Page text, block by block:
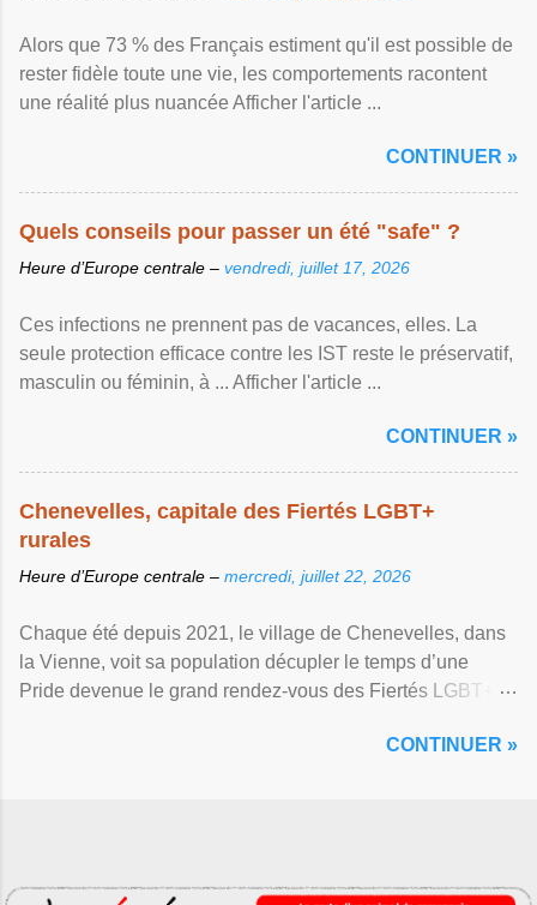
Alors que 73 % des Français estiment qu'il est possible de
rester fidèle toute une vie, les comportements racontent
une réalité plus nuancée Afficher l'article ...
CONTINUER »
Quels conseils pour passer un été "safe" ?
Heure d’Europe centrale – vendredi, juillet 17, 2026
Ces infections ne prennent pas de vacances, elles. La
seule protection efficace contre les IST reste le préservatif,
masculin ou féminin, à ... Afficher l'article ...
CONTINUER »
Chenevelles, capitale des Fiertés LGBT+
rurales
Heure d’Europe centrale – mercredi, juillet 22, 2026
Chaque été depuis 2021, le village de Chenevelles, dans
la Vienne, voit sa population décupler le temps d’une
Pride devenue le grand rendez-vous des Fiertés LGBT+
CONTINUER »